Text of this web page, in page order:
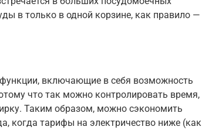
в только в одной корзине, как правило —
включающие в себя возможность
что так можно контролировать время,
Таким образом, можно сэкономить
когда тарифы на электричество ниже (как